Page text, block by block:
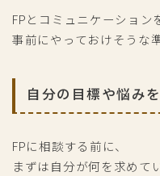
FPとコミュニケーション
事前にやっておけそうな
自分の目標や悩み
FPに相談する前に、
まずは自分が何を求めて